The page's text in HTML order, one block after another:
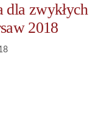
dla zwykłych
2018